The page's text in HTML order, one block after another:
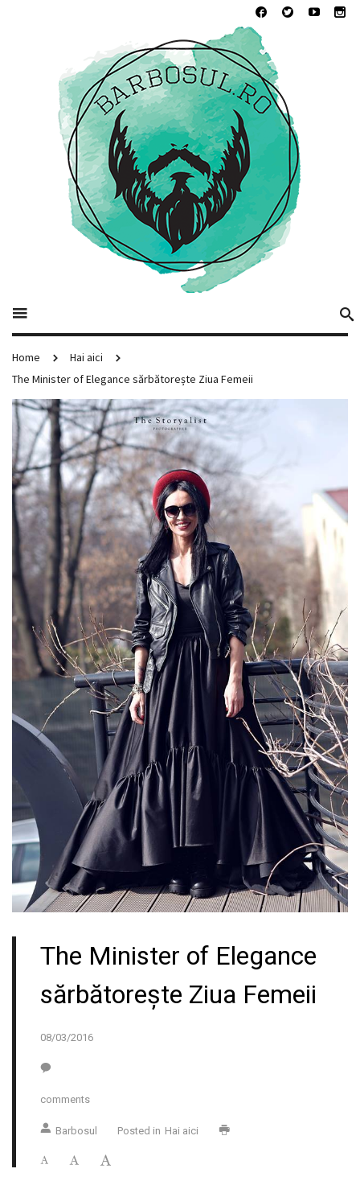
Home
Hai aici
The Minister of Elegance sărbătorește Ziua Femeii
The Minister of Elegance
sărbătorește Ziua Femeii
08/03/2016
comments
Barbosul Posted in Hai aici